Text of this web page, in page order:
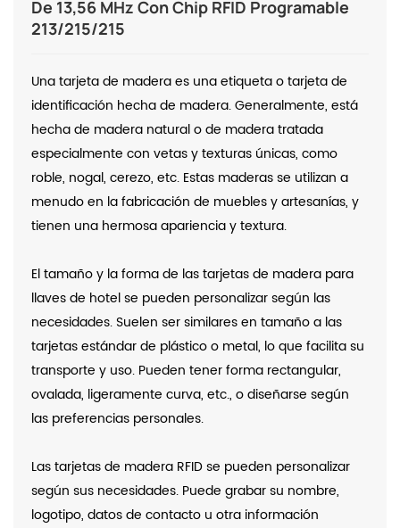
De 13,56 MHz Con Chip RFID Programable
213/215/215
Una tarjeta de madera es una etiqueta o tarjeta de
identificación hecha de madera. Generalmente, está
hecha de madera natural o de madera tratada
especialmente con vetas y texturas únicas, como
roble, nogal, cerezo, etc. Estas maderas se utilizan a
menudo en la fabricación de muebles y artesanías, y
tienen una hermosa apariencia y textura.
El tamaño y la forma de las tarjetas de madera para
llaves de hotel se pueden personalizar según las
necesidades. Suelen ser similares en tamaño a las
tarjetas estándar de plástico o metal, lo que facilita su
transporte y uso. Pueden tener forma rectangular,
ovalada, ligeramente curva, etc., o diseñarse según
las preferencias personales.
Las tarjetas de madera RFID se pueden personalizar
según sus necesidades. Puede grabar su nombre,
logotipo, datos de contacto u otra información